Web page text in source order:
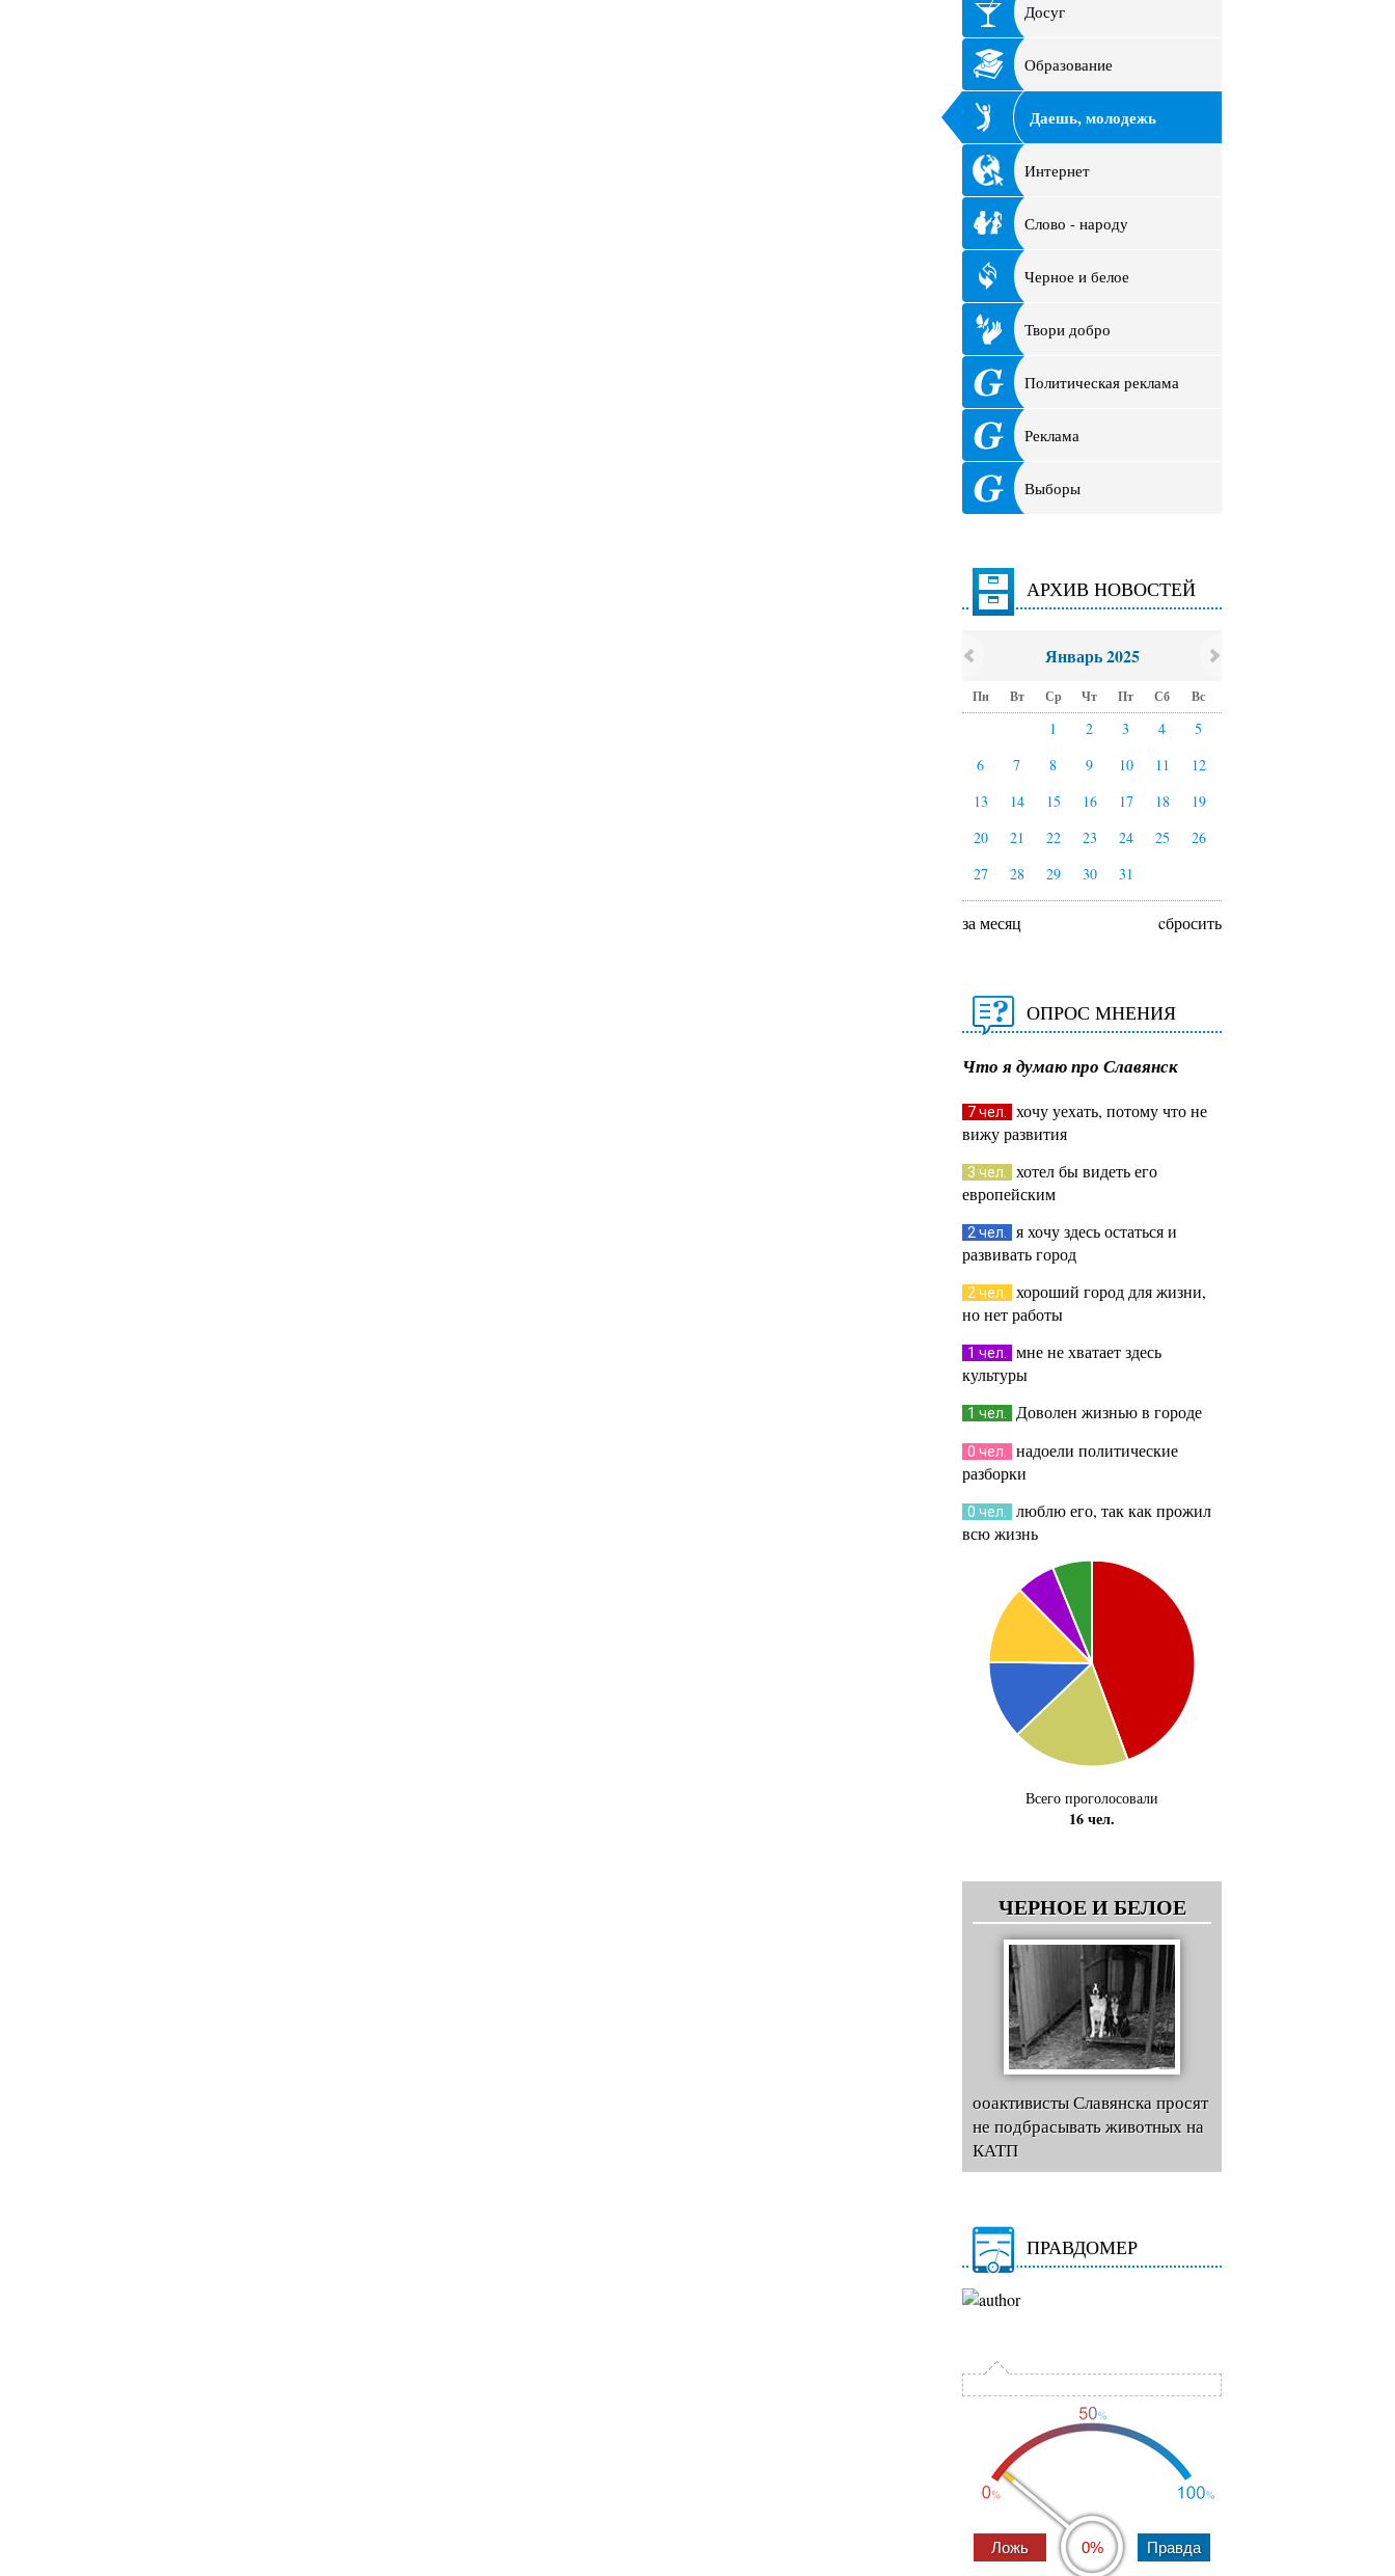
Досуг
Образование
Даешь, молодежь
Интернет
Слово - народу
Черное и белое
Твори добро
Политическая реклама
Реклама
Выборы
АРХИВ НОВОСТЕЙ
Январь 2025
Пн Вт Ср Чт Пт Сб Вс
1 2 3 4
5
6
7 8 9 10 11
12
13
14 15 16 17 18
19
20
21 22 23 24 25
26
27
28 29 30 31
за месяц cбросить
ОПРОС МНЕНИЯ
Что я думаю про Славянск
7 чел.
хочу уехать, потому что не
вижу развития
3 чел.
хотел бы видеть его
европейским
2 чел.
я хочу здесь остаться и
развивать город
2 чел.
хороший город для жизни,
но нет работы
1 чел.
мне не хватает здесь
культуры
1 чел. Доволен жизнью в городе
0 чел.
надоели политические
разборки
0 чел.
люблю его, так как прожил
всю жизнь
Всего проголосовали
16 чел.
ЧЕРНОЕ И БЕЛОЕ
ооактивисты Славянска просят
не подбрасывать животных на
КАТП
ПРАВДОМЕР
0%